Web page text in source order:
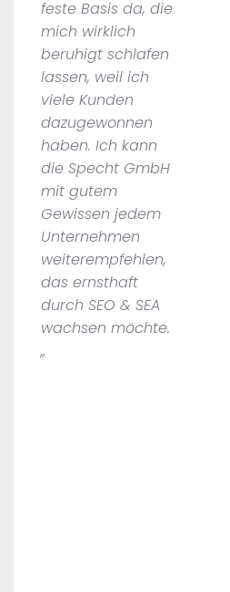
feste Basis da, die
mich wirklich
beruhigt schlafen
lassen, weil ich
viele Kunden
dazugewonnen
haben. Ich kann
die Specht GmbH
mit gutem
Gewissen jedem
Unternehmen
weiterempfehlen,
das ernsthaft
durch SEO & SEA
wachsen möchte.
„